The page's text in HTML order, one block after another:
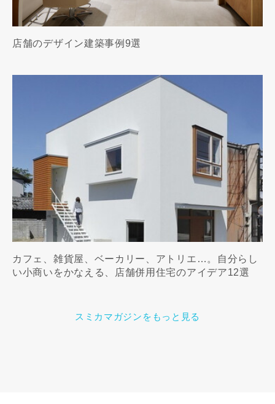
店舗のデザイン建築事例9選
カフェ、雑貨屋、ベーカリー、アトリエ…。自分らし
い小商いをかなえる、店舗併用住宅のアイデア12選
スミカマガジンをもっと見る